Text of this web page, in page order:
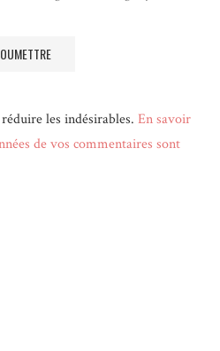
les indésirables. En savoir
de vos commentaires sont